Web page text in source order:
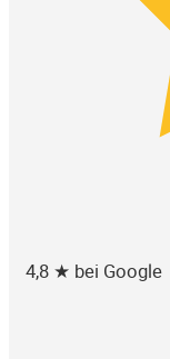
4,8 ★ bei Google